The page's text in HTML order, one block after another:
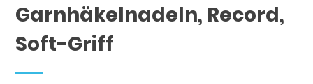
Garnhäkelnadeln, Record,
Soft-Griff